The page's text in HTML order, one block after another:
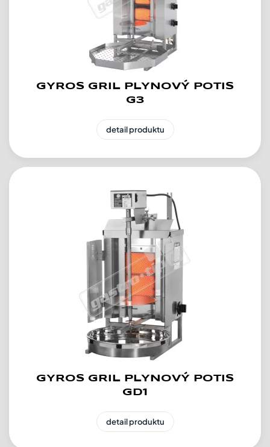
GYROS GRIL PLYNOVÝ POTIS
G3
detail produktu
GYROS GRIL PLYNOVÝ POTIS
GD1
detail produktu